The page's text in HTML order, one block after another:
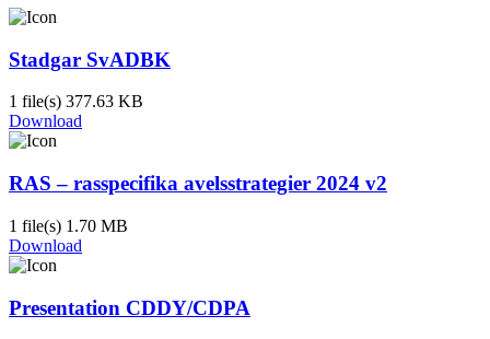
Stadgar SvADBK
1 file(s) 377.63 KB
Download
RAS – rasspecifika avelsstrategier 2024 v2
1 file(s) 1.70 MB
Download
Presentation CDDY/CDPA